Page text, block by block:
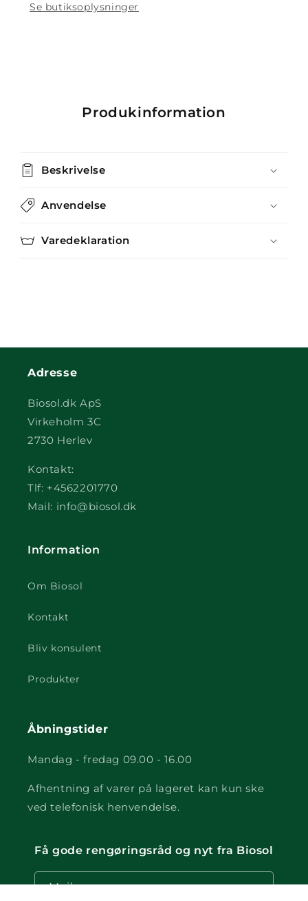
Se butiksoplysninger
Produkinformation
Beskrivelse
Anvendelse
Varedeklaration
Adresse
Biosol.dk ApS
Virkeholm 3C
2730 Herlev
Kontakt:
Tlf: +4562201770
Mail: info@biosol.dk
Information
Om Biosol
Kontakt
Bliv konsulent
Produkter
Åbningstider
Mandag - fredag 09.00 - 16.00
Afhentning af varer på lageret kan kun ske
ved telefonisk henvendelse.
Få gode rengøringsråd og nyt fra Biosol
Mail